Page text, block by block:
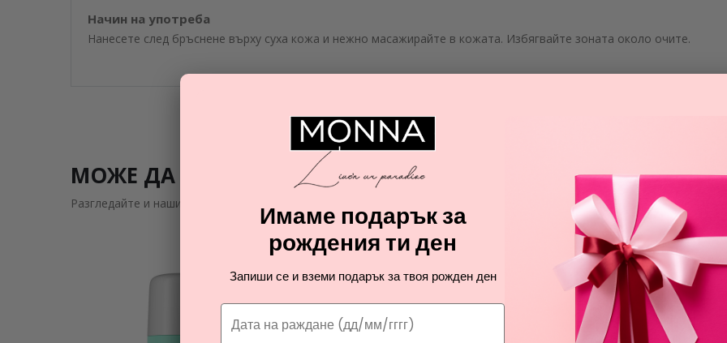
Начин на употреба
Нанесете след бръснене върху суха кожа и нежно масажирайте в кожата. Избягвайте зоната около очите.
МОЖЕ ДА ВИ ЗАИНТРИГУВА
Разгледайте и нашите подобни предложенияИмаме подарък за
рождения ти ден
Запиши се и вземи подарък за твоя рожден ден